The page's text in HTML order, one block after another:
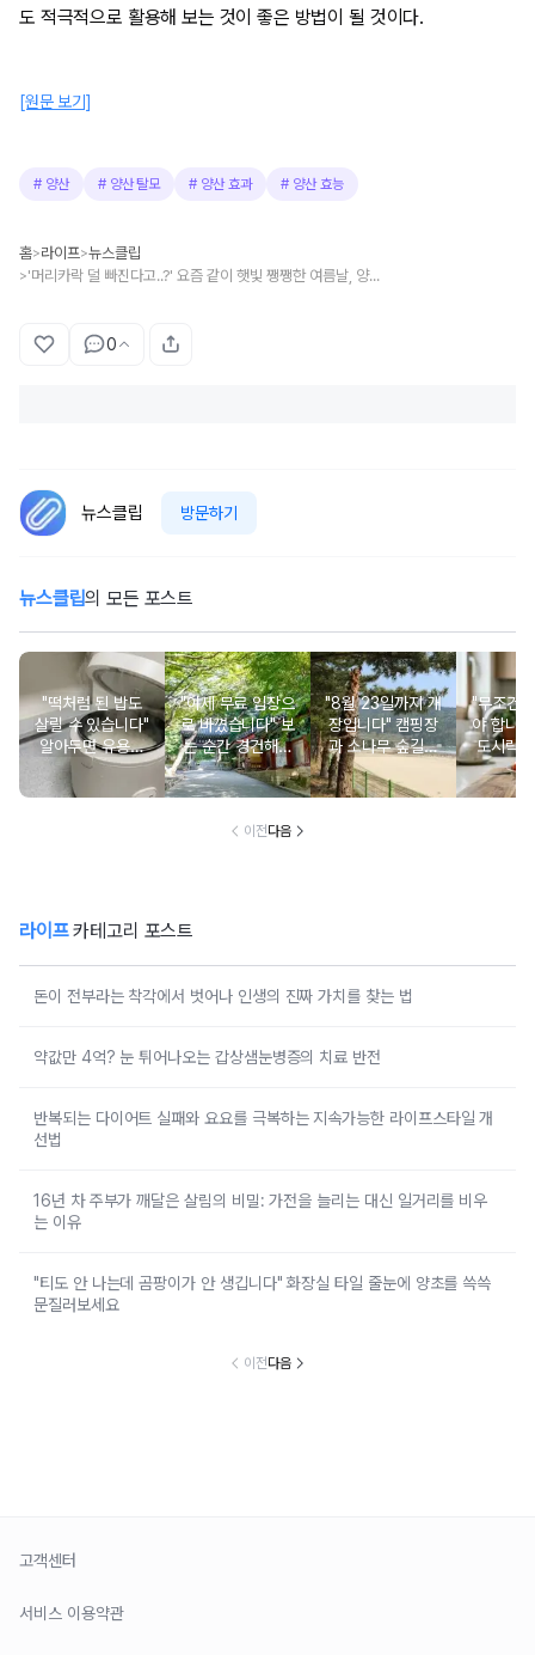
도 적극적으로 활용해 보는 것이 좋은 방법이 될 것이다.
[원문 보기]
# 양산 # 양산 탈모 # 양산 효과 # 양산 효능
홈>라이프>뉴스클립
> '머리카락 덜 빠진다고..?' 요즘 같이 햇빛 쨍쨍한 여름날, 양산 쓰면 탈모 예방에 도움 된다는 이야기의 진실
0
뉴스클립 방문하기
뉴스클립의 모든 포스트
"떡처럼 된 밥도
살릴 수 있습니다"
알아두면 유용한
물 많은 진 밥 살
리는 방법
"이제 무료 입장으
로 바꼈습니다" 보
는 순간 경건해지
고 마음이 편안해
지는 사찰 여행지
"8월 23일까지 개
장입니다" 캠핑장
과 소나무 숲길이
붙어있는 조용한
남해 해수욕장
"무조건
야 합니
도시락
마토 꼭
넣으면
이전다음
라이프카테고리 포스트
돈이 전부라는 착각에서 벗어나 인생의 진짜 가치를 찾는 법
약값만 4억? 눈 튀어나오는 갑상샘눈병증의 치료 반전
반복되는 다이어트 실패와 요요를 극복하는 지속가능한 라이프스타일 개
선법
16년 차 주부가 깨달은 살림의 비밀: 가전을 늘리는 대신 일거리를 비우
는 이유
"티도 안 나는데 곰팡이가 안 생깁니다" 화장실 타일 줄눈에 양초를 쓱쓱
문질러보세요
이전다음
고객센터
서비스 이용약관